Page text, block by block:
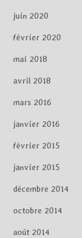
juin 2020
février 2020
mai 2018
avril 2018
mars 2016
janvier 2016
février 2015
janvier 2015
décembre 2014
octobre 2014
août 2014